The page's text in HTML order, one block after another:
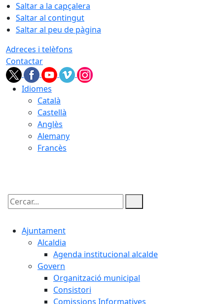
Saltar a la capçalera
Saltar al contingut
Saltar al peu de pàgina
Adreces i telèfons
Contactar
Idiomes
Català
Castellà
Anglès
Alemany
Francès
Cercar:
Ajuntament
Alcaldia
Agenda institucional alcalde
Govern
Organització municipal
Consistori
Comissions Informatives